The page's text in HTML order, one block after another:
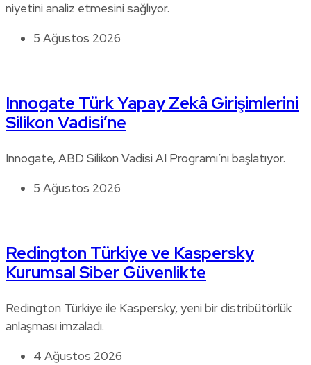
niyetini analiz etmesini sağlıyor.
5 Ağustos 2026
Innogate Türk Yapay Zekâ Girişimlerini
Silikon Vadisi’ne
Innogate, ABD Silikon Vadisi AI Programı’nı başlatıyor.
5 Ağustos 2026
Redington Türkiye ve Kaspersky
Kurumsal Siber Güvenlikte
Redington Türkiye ile Kaspersky, yeni bir distribütörlük
anlaşması imzaladı.
4 Ağustos 2026